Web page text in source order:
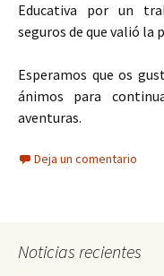
Educativa por un
seguros de que valió la
Esperamos que os
ánimos para
aventuras.
Deja un comentario
Noticias recientes